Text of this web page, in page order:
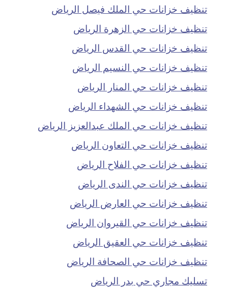
تنظيف خزانات حي الملك فيصل الرياض
تنظيف خزانات حي الزهرة الرياض
تنظيف خزانات حي القدس الرياض
تنظيف خزانات حي النسيم الرياض
تنظيف خزانات حي المنار الرياض
تنظيف خزانات حي الشهداء الرياض
تنظيف خزانات حي الملك عبدالعزيز الرياض
تنظيف خزانات حي التعاون الرياض
تنظيف خزانات حي الفلاح الرياض
تنظيف خزانات حي الندى الرياض
تنظيف خزانات حي العارض الرياض
تنظيف خزانات حي القيروان الرياض
تنظيف خزانات حي العقيق الرياض
تنظيف خزانات حي الصحافة الرياض
تسليك مجاري حي بدر الرياض